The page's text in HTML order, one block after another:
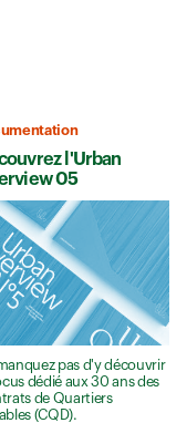
l'Urban
05
pas d'y découvrir
dédié aux 30 ans des
de Quartiers
(CQD).